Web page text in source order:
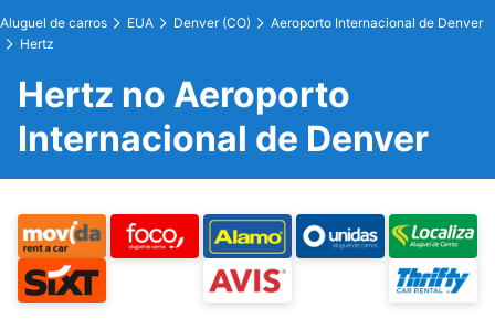
Aluguel de carros EUA Denver (CO)
Aeroporto Internacional de Denver
Hertz
Hertz no Aeroporto
Internacional de Denver